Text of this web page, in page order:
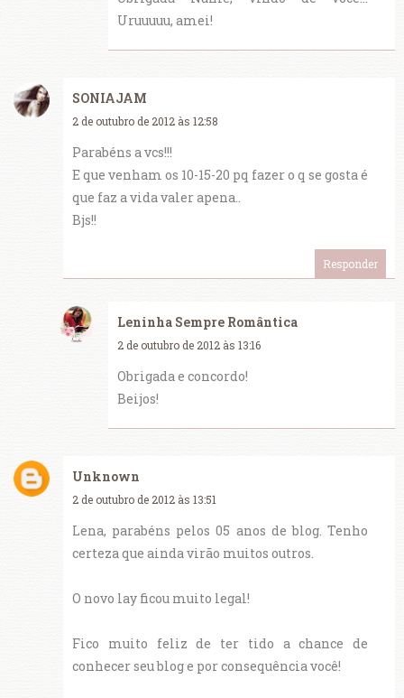
Uruuuuu, amei!
SONIAJAM
2 de outubro de 2012 às 12:58
Parabéns a vcs!!!
E que venham os 10-15-20 pq fazer o q se gosta é
que faz a vida valer apena..
Bjs!!
Responder
Leninha Sempre Romântica
2 de outubro de 2012 às 13:16
Obrigada e concordo!
Beijos!
Unknown
2 de outubro de 2012 às 13:51
Lena, parabéns pelos 05 anos de blog. Tenho
certeza que ainda virão muitos outros.
O novo lay ficou muito legal!
Fico muito feliz de ter tido a chance de
conhecer seu blog e por consequência você!